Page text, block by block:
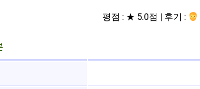
평점 : ★ 5.0점 | 후기 :